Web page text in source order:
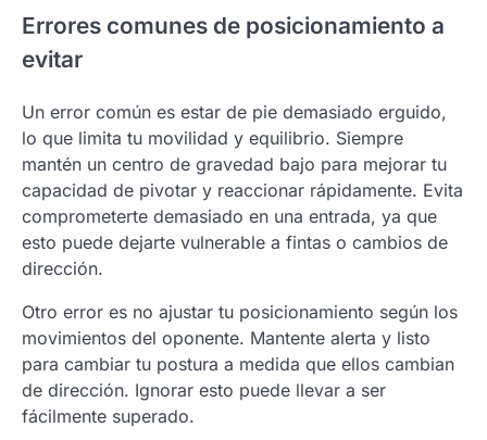
Errores comunes de posicionamiento a
evitar
Un error común es estar de pie demasiado erguido,
lo que limita tu movilidad y equilibrio. Siempre
mantén un centro de gravedad bajo para mejorar tu
capacidad de pivotar y reaccionar rápidamente. Evita
comprometerte demasiado en una entrada, ya que
esto puede dejarte vulnerable a fintas o cambios de
dirección.
Otro error es no ajustar tu posicionamiento según los
movimientos del oponente. Mantente alerta y listo
para cambiar tu postura a medida que ellos cambian
de dirección. Ignorar esto puede llevar a ser
fácilmente superado.